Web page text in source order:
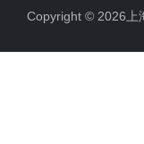
Copyright © 2026上